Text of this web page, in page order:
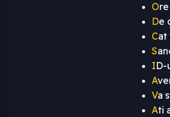
O
De
Cat
S
ID-
A
Va
Ati